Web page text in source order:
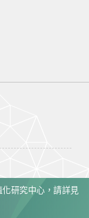
研究中心，請詳見